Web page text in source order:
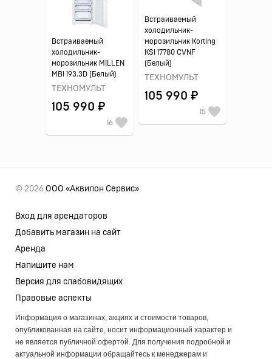
Встраиваемый
холодильник-
морозильник Korting
KSI 17780 CVNF
(Белый)
ТЕХНОМУЛЬТ
105 990 ₽
15
Встраиваемый
холодильник-
морозильник MILLEN
MBI 193.3D (Белый)
ТЕХНОМУЛЬТ
105 990 ₽
16
© 2026 ООО «Аквилон Сервис»
Вход для арендаторов
Добавить магазин на сайт
Аренда
Напишите нам
Версия для слабовидящих
Правовые аспекты
Информация о магазинах, акциях и стоимости товаров,
опубликованная на сайте, носит информационный характер и
не является публичной офертой. Для получения подробной и
актуальной информации обращайтесь к менеджерам и